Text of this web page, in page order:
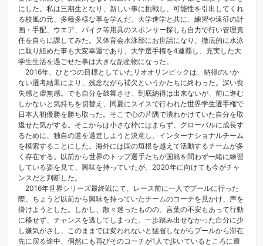
にした。私は三期生となり、新しい事に挑戦し、可能性を引出してくれ
る校風の元、多種多様な事を学んだ。大学進学と共に、練習や遠征の計
画・手配、ウエア、バイク等用具のスポンサー探しも自力で行い管理責
任を自らに課してみた。又体育会水泳部にお世話になり、徹底的に水泳
に取り組めた事も大変幸運であり、大学選手権を4連覇し、充実した大
学生生活を過ごせた事は大きな副産物になった。
2016年、ひとつの目標としていたリオオリンピックは、納得のいか
ない選考結果により、残念ながら補欠というかたちに終わった。深い喪
失感と虚無感。でも自分を鼓舞させ、到底納得は出来ないが、前に進む
しかないと気持ちを切替え、同夏にスイスで行われた世界学生選手権で
日本人初優勝を勝ち取った。そこで心の片隅で潰れかけていた自分を取
返せた気がする。そこからは小さな枠にはまらず、グローバルに成長す
るために、独自の道を邁進しようと決意し、インターナショナルチーム
を模索することにした。海外には国の垣根を越えて活動するチームが多
く存在する。以前から世界のトップ選手たちが国籍を問わず一緒に練習
している姿を見て、興味を持っていたが、2020年に向けても今がチャ
ンスだと判断した。
2016年世界シリーズ最終戦にて、レース前に一人でプールに行った
際、ちょうど以前から興味を持っていたチームのコーチを見かけ、声を
掛けようとした。しかし、散々迷ったものの、言葉の不安もあって行動
に移せず、チャンスを逃してしまった。一歩踏み出せなかった自分に少
し嫌気がさし、このままでは変われないと猛省しながらプールから滞在
先に戻る途中、偶然にも再びそのコーチが1人で歩いているところに遭